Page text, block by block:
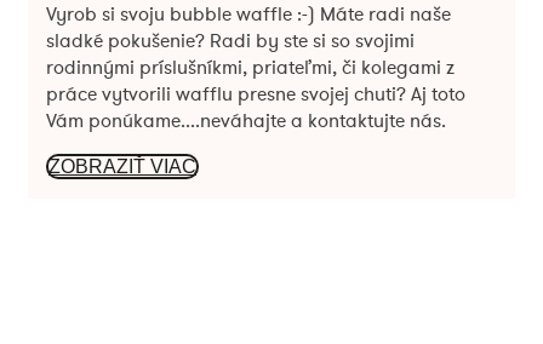
Vyrob si svoju bubble waffle :-) Máte radi naše
sladké pokušenie? Radi by ste si so svojimi
rodinnými príslušníkmi, priateľmi, či kolegami z
práce vytvorili wafflu presne svojej chuti? Aj toto
Vám ponúkame....neváhajte a kontaktujte nás.
ZOBRAZIŤ VIAC